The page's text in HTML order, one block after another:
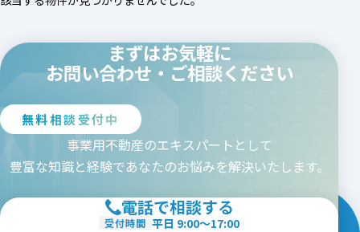
関東エリア
関西エリア
都道府県を選択
福岡 佐賀 長崎 熊本 大分 宮崎 鹿児島 沖縄
条件から探す
まずはお気軽に
お問い合わせ・ご相談ください
無料相談受付中
事業用不動産のエキスパートとして
豊富な知識と経験であなたのお悩みを解決いたします。
電話で相談する
受付時間 平日 9:00〜17:00